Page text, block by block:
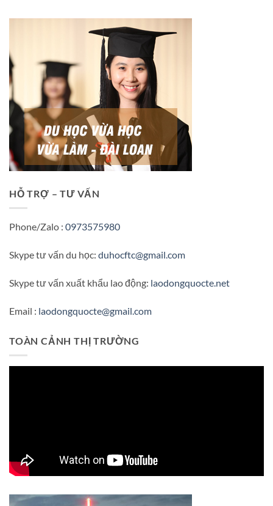
HỖ TRỢ – TƯ VẤN
Phone/Zalo : 0973575980
Skype tư vấn du học: duhocftc@gmail.com
Skype tư vấn xuất khẩu lao động: laodongquocte.net
Email : laodongquocte@gmail.com
TOÀN CẢNH THỊ TRƯỜNG